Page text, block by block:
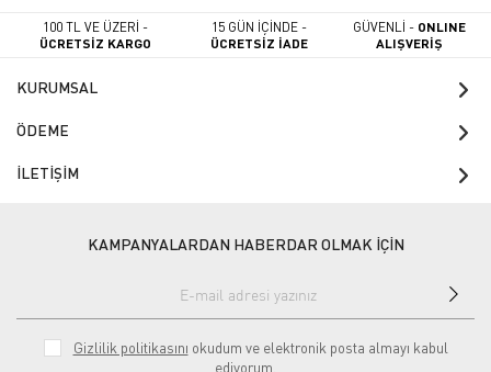
100 TL VE ÜZERİ -
ÜCRETSİZ KARGO
15 GÜN İÇİNDE -
ÜCRETSİZ İADE
GÜVENLİ - ONLINE
ALIŞVERİŞ
KURUMSAL
ÖDEME
İLETİŞİM
KAMPANYALARDAN HABERDAR OLMAK İÇİN
Gizlilik politikasını okudum ve elektronik posta almayı kabul
ediyorum.